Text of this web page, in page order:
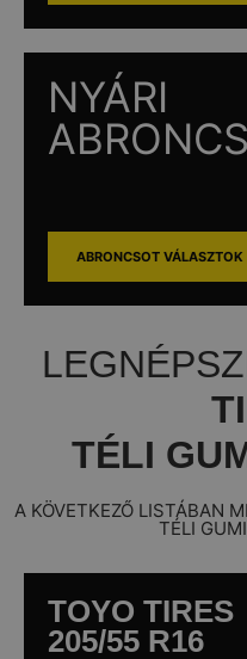
NYÁRI
ABRONCSOT VÁLASZTOK
TÉLI
A KÖVETKEZŐ LISTÁBAN
TÉLI
TOYO TIRES
205/55 R16